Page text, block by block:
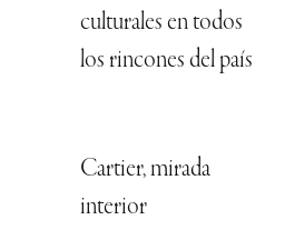
culturales en todos
los rincones del país
Cartier, mirada
interior